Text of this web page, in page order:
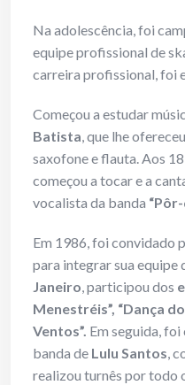
Na adolescência, foi
equipe profissional de
carreira profissional, foi
Começou a estudar
Batista, que lhe
saxofone e flauta. Aos
começou a tocar e a
vocalista da banda
Em 1986, foi convidado
para integrar sua equipe
Janeiro, participou dos
Menestréis”, “Dança
Ventos”. Em seguida,
banda de Lulu Santos,
realizou turnês por todo